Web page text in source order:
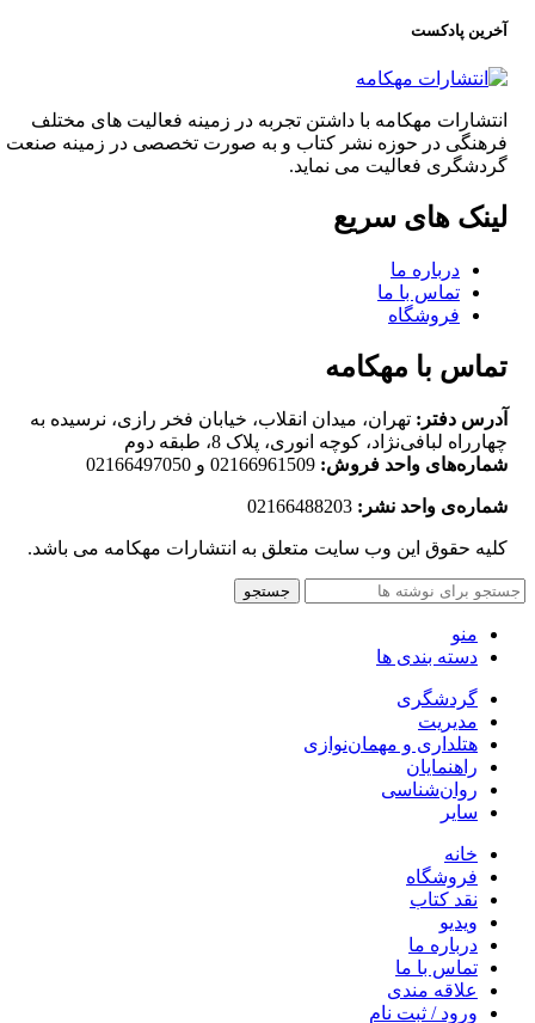
آخرین پادکست
انتشارات مهکامه با داشتن تجربه در زمینه فعالیت های مختلف
فرهنگی در حوزه نشر کتاب و به صورت تخصصی در زمینه صنعت
گردشگری فعالیت می نماید.
لینک های سریع
درباره ما
تماس با ما
فروشگاه
تماس با مهکامه
آدرس دفتر: تهران، میدان انقلاب، خیابان فخر رازی، نرسیده به
چهارراه لبافی‌نژاد، کوچه انوری، پلاک 8، طبقه دوم
شماره‌های واحد فروش: 02166961509 و 02166497050
شماره‌‌ی واحد نشر:
کلیه حقوق این وب سایت متعلق به انتشارات مهکامه می باشد.
جستجو
منو
دسته بندی ها
گردشگری
مدیریت
هتلداری و مهمان‌نوازی
راهنمایان
روان‌شناسی
سایر
خانه
فروشگاه
نقد کتاب
ویدیو
درباره‌ ما
تماس با ما
علاقه مندی
ورود / ثبت نام